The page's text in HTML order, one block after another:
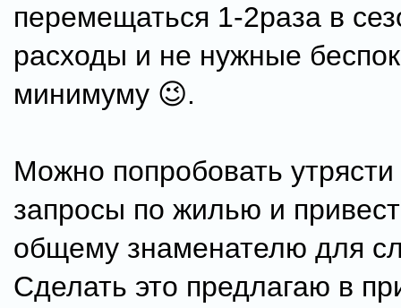
перемещаться 1-2раза в
расходы и не нужные
минимуму 😉.
Можно попробовать
запросы по жилью и
общему знаменателю для
Сделать это предлагаю в